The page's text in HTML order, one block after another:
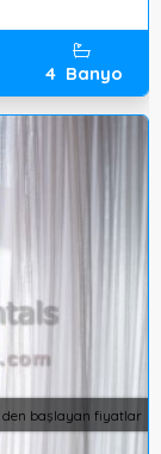
4 Banyo
den başlayan fiyatlar